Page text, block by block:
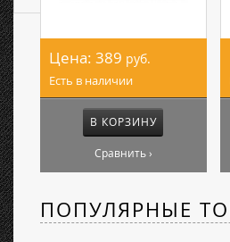
Цена: 389 руб.
Есть в наличии
В КОРЗИНУ
Сравнить ›
ПОПУЛЯРНЫЕ